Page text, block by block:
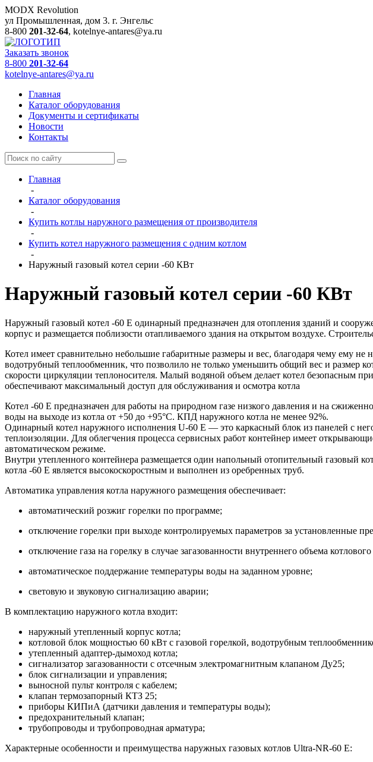
MODX Revolution
ул Промышленная, дом 3. г. Энгельс
8-800 201-32-64, kotelnye-antares@ya.ru
Заказать звонок
8-800 201-32-64
kotelnye-antares@ya.ru
Главная
Каталог оборудования
Документы и сертификаты
Новости
Контакты
Главная
-
Каталог оборудования
-
Купить котлы наружного размещения от производителя
-
Купить котел наружного размещения с одним котлом
-
Наружный газовый котел серии -60 КВт
Наружный газовый котел серии -60 КВт
Наружный газовый котел -60 E одинарный предназначен для отопления зданий и
корпус и размещается поблизости отапливаемого здания на открытом воздухе.
Котел имеет сравнительно небольшие габаритные размеры и вес, благодаря чему ему
водотрубный теплообменник, что позволило не только уменьшить общий вес и размер
скорости циркуляции теплоносителя. Малый водяной объем делает котел безопасным
обеспечивают максимальный доступ для обслуживания и осмотра котла
Котел -60 E предназначен для работы на природном газе низкого давления и на
воды на выходе из котла от +50 до +95°С. КПД наружного котла не менее 92%.
Одинарный котел наружного исполнения U-60 E — это каркасный блок из панелей с
теплоизоляции. Для облегчения процесса сервисных работ контейнер имеет
автоматическом режиме.
Внутри утепленного контейнера размещается один напольный отопительный газовый
котла -60 E является высокоскоростным и выполнен из оребренных труб.
Автоматика управления котла наружного размещения обеспечивает:
автоматический розжиг горелки по программе;
отключение горелки при выходе контролируемых параметров за установленные
отключение газа на горелку в случае загазованности внутреннего объема котлового
автоматическое поддержание температуры воды на заданном уровне;
световую и звуковую сигнализацию аварии;
В комплектацию наружного котла входит:
наружный утепленный корпус котла;
котловой блок мощностью 60 кВт с газовой горелкой, водотрубным
утепленный адаптер-дымоход котла;
сигнализатор загазованности с отсечным электромагнитным клапаном Ду25;
блок сигнализации и управления;
выносной пульт контроля с кабелем;
клапан термозапорный КТЗ 25;
приборы КИПиА (датчики давления и температуры воды);
предохранительный клапан;
трубопроводы и трубопроводная арматура;
Характерные особенности и преимущества наружных газовых котлов Ultra-NR-60 E: